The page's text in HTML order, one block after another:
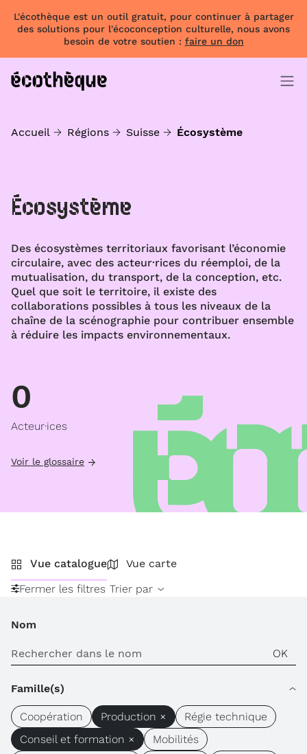
L'écothèque est un outil gratuit, pour continuer à partager
des solutions pour l'écoconception culturelle, nous avons
besoin de votre soutien : faire un don
Accueil Régions Suisse Écosystème
Écosystème
Des écosystèmes territoriaux favorisant l’économie
circulaire, avec des acteur·rices du réemploi, de la
mutualisation, du transport, de la conception, etc.
Quel que soit le territoire, il existe des
collaborations possibles à tous les niveaux de la
chaîne de la scénographie pour contribuer ensemble
à réduire les impacts environnementaux.
0
Acteur·ices
Voir le glossaire
Vue catalogue
Vue carte
Fermer les filtres Trier par
Nom
Famille(s)
Coopération Production ×
Régie technique
Conseil et formation ×
Mobilités